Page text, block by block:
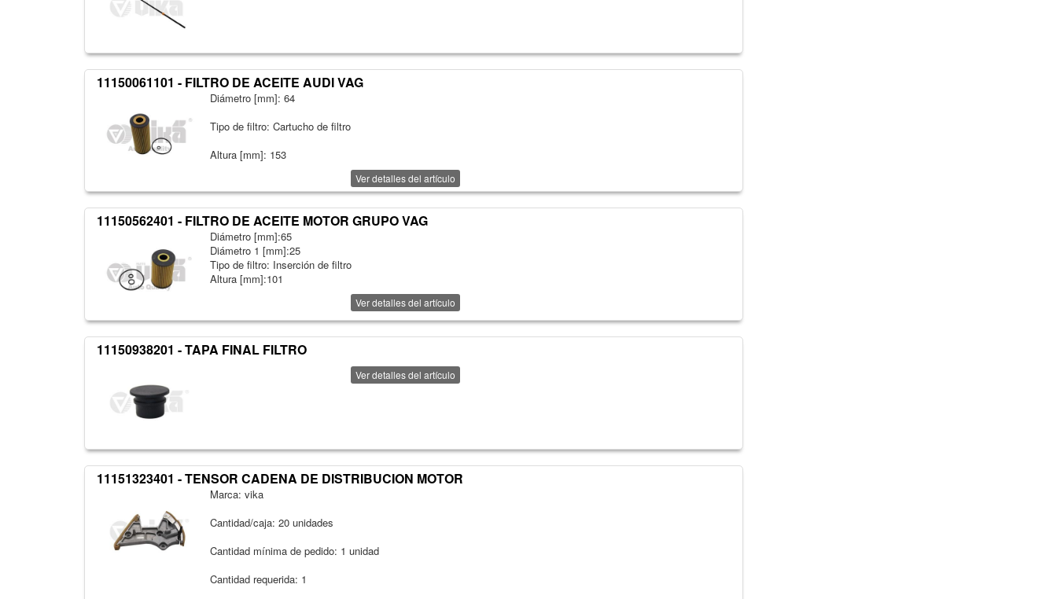
11150061101 - FILTRO DE ACEITE AUDI VAG
Diámetro [mm]: 64
Tipo de filtro: Cartucho de filtro
Altura [mm]: 153
Ver detalles del artículo
11150562401 - FILTRO DE ACEITE MOTOR GRUPO VAG
Diámetro [mm]:65
Diámetro 1 [mm]:25
Tipo de filtro: Inserción de filtro
Altura [mm]:101
Ver detalles del artículo
11150938201 - TAPA FINAL FILTRO
Ver detalles del artículo
11151323401 - TENSOR CADENA DE DISTRIBUCION MOTOR
Marca: vika
Cantidad/caja: 20 unidades
Cantidad mínima de pedido: 1 unidad
Cantidad requerida: 1